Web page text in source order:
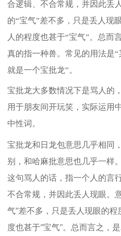
合逻辑、不合常规，并因此丢
的“宝气”差不多，只是丢人现
人的程度也甚于“宝气”。总而
真的指一种兽。常见的用法是
就是一个宝批龙”。
宝批龙大多数情况下是骂人的
用于朋友间开玩笑，实际运用
中性词。
宝批龙和日龙包意思几乎相同
别，和哈麻批意思也几乎一样。
这句骂人的话，指一个人的言
不合常规，并因此丢人现眼。
气”差不多，只是丢人现眼的程
度也甚于“宝气”。总而言之，